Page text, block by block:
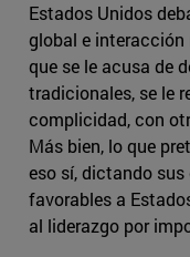
Estados Unidos
global e interacción
que se le acusa de
tradicionales, se le
complicidad, con
Más bien, lo que
eso sí, dictando
favorables a
al liderazgo por